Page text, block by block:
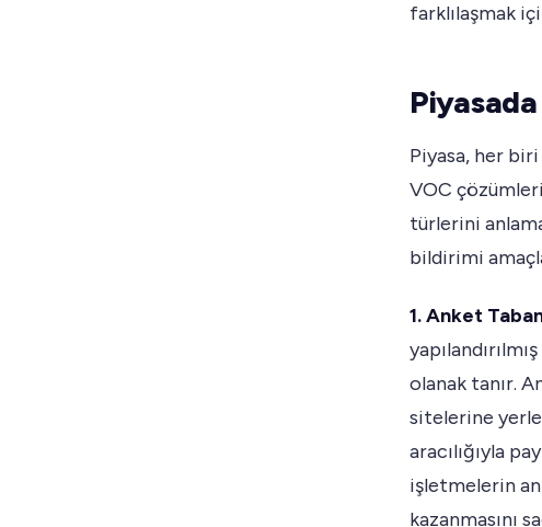
farklılaşmak
Piyasa, her
VOC
türlerini
bildirimi
1. Anket
olanak tanır.
sitelerine
aracılığıyla
işletmelerin
kazanmasını